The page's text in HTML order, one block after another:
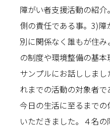
障がい者支援活動の紹
側の責任である事。3)
別に関係なく誰もが住
の制度や環境整備の基
サンプルにお話ししまし
れまでの活動の対象者
今日の生活に至るまで
いただきました。４名